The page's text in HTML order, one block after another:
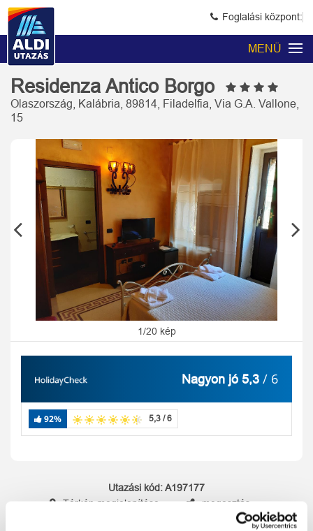
Foglalási központ:
MENÜ
Residenza Antico Borgo
Olaszország, Kalábria, 89814, Filadelfia, Via G.A. Vallone,
15
1/20 kép
Nagyon jó 5,3 / 6
92% 5,3 / 6
Utazási kód:A197177
Térkép megjelenítése
megosztás